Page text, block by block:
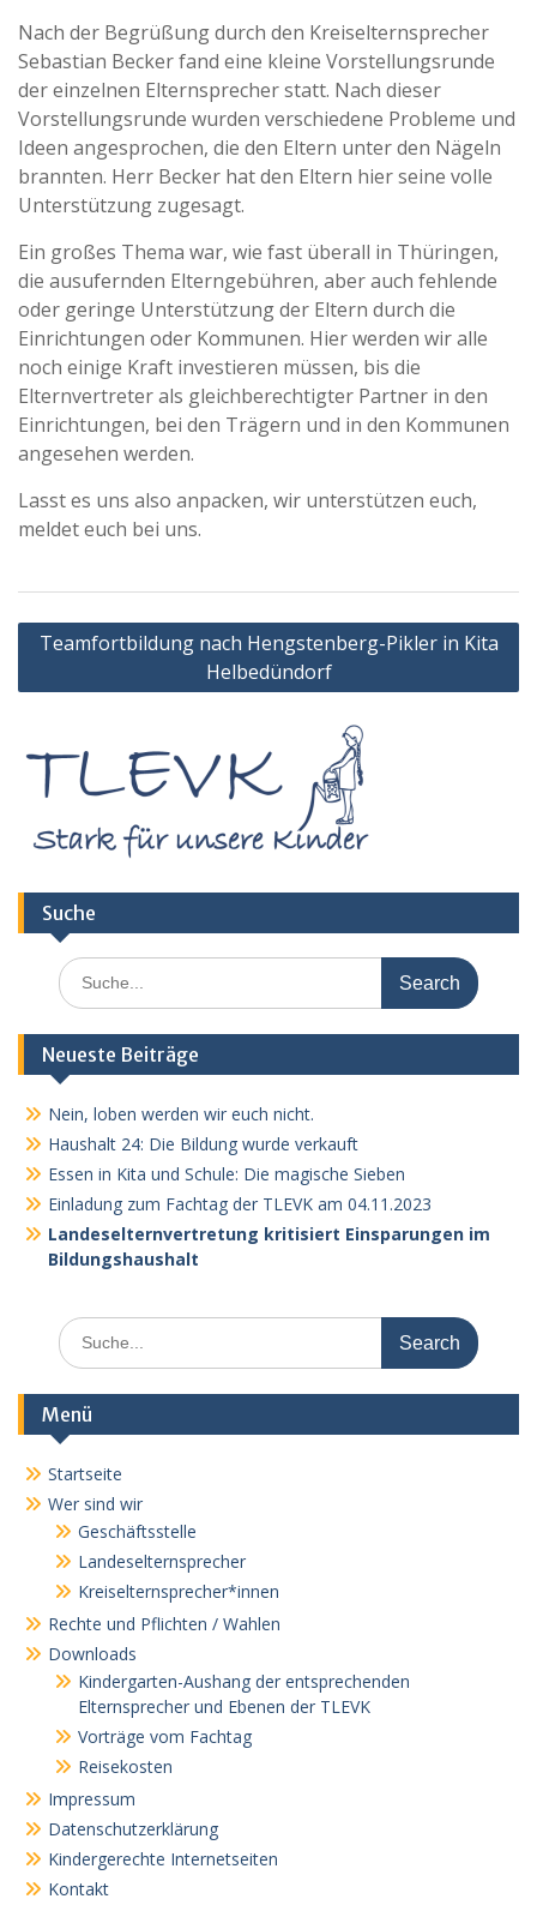
Nach der Begrüßung durch den Kreiselternsprecher
Sebastian Becker fand eine kleine Vorstellungsrunde
der einzelnen Elternsprecher statt. Nach dieser
Vorstellungsrunde wurden verschiedene Probleme und
Ideen angesprochen, die den Eltern unter den Nägeln
brannten. Herr Becker hat den Eltern hier seine volle
Unterstützung zugesagt.
Ein großes Thema war, wie fast überall in Thüringen,
die ausufernden Elterngebühren, aber auch fehlende
oder geringe Unterstützung der Eltern durch die
Einrichtungen oder Kommunen. Hier werden wir alle
noch einige Kraft investieren müssen, bis die
Elternvertreter als gleichberechtigter Partner in den
Einrichtungen, bei den Trägern und in den Kommunen
angesehen werden.
Lasst es uns also anpacken, wir unterstützen euch,
meldet euch bei uns.
Beitragsnavigation
Teamfortbildung nach Hengstenberg-Pikler in Kita
Helbedündorf
Suche
Search
for:
Neueste Beiträge
Nein, loben werden wir euch nicht.
Haushalt 24: Die Bildung wurde verkauft
Essen in Kita und Schule: Die magische Sieben
Einladung zum Fachtag der TLEVK am 04.11.2023
Landeselternvertretung kritisiert Einsparungen im
Bildungshaushalt
Search
for:
Menü
Startseite
Wer sind wir
Geschäftsstelle
Landeselternsprecher
Kreiselternsprecher*innen
Rechte und Pflichten / Wahlen
Downloads
Kindergarten-Aushang der entsprechenden
Elternsprecher und Ebenen der TLEVK
Vorträge vom Fachtag
Reisekosten
Impressum
Datenschutzerklärung
Kindergerechte Internetseiten
Kontakt